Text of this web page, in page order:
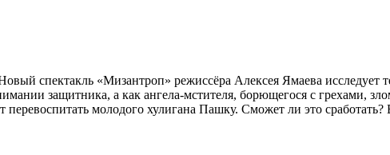
спектакль «Мизантроп» режиссёра Алексея Ямаева исследует
защитника, а как ангела-мстителя, борющегося с грехами,
молодого хулигана Пашку. Сможет ли это